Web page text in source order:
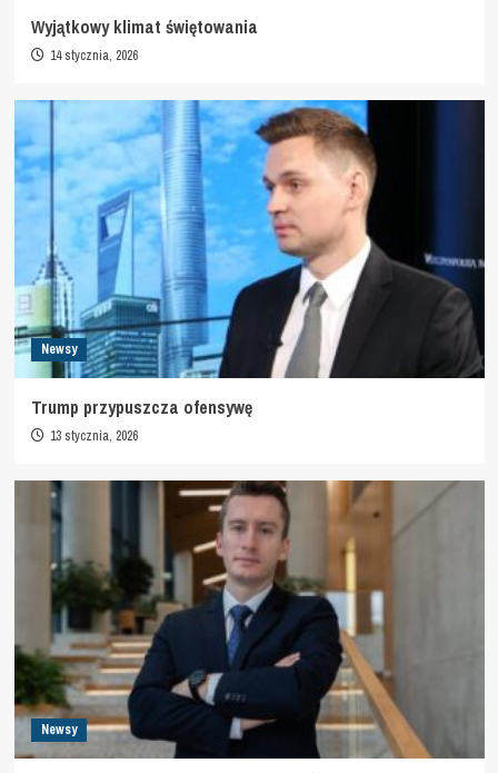
Wyjątkowy klimat świętowania
14 stycznia, 2026
Newsy
Trump przypuszcza ofensywę
13 stycznia, 2026
Newsy